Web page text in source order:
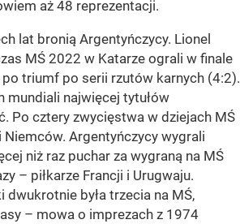
aż 48 reprezentacji.
lat bronią Argentyńczycy. Lionel
MŚ 2022 w Katarze ograli w finale
po triumf po serii rzutów karnych (4:2).
mundiali najwięcej tytułów
Po cztery zwycięstwa w dziejach MŚ
Niemców. Argentyńczycy wygrali
niż raz puchar za wygraną na MŚ
– piłkarze Francji i Urugwaju.
dwukrotnie była trzecia na MŚ,
– mowa o imprezach z 1974